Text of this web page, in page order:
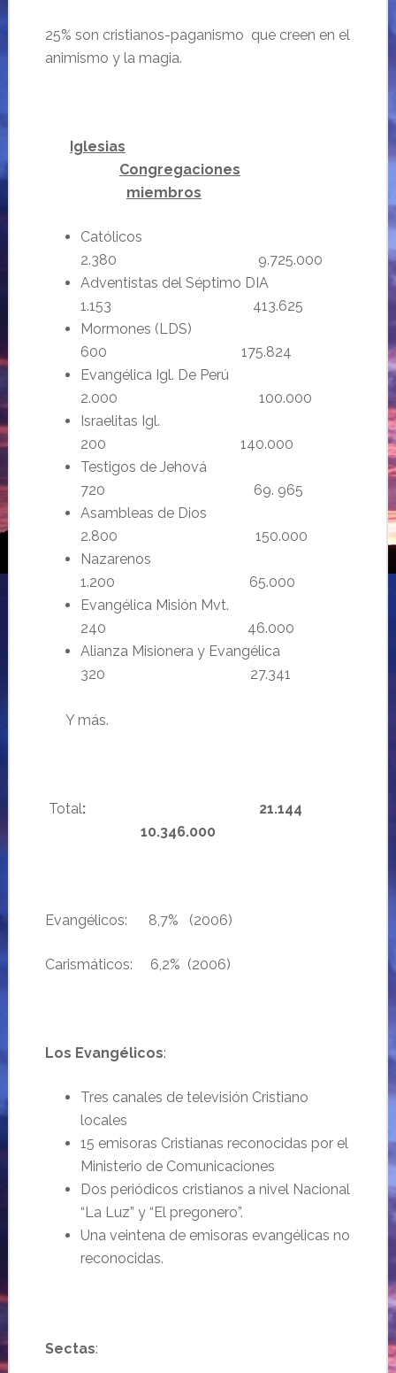
25% son cristianos-paganismo que creen en el
animismo y la magia.
Iglesias
Congregaciones
miembros
Católicos
2.380 9.725.000
Adventistas del Séptimo DIA
1.153 413.625
Mormones (LDS)
600 175.824
Evangélica Igl. De Perú
2.000 100.000
Israelitas Igl.
200 140.000
Testigos de Jehová
720 69. 965
Asambleas de Dios
2.800 150.000
Nazarenos
1.200 65.000
Evangélica Misión Mvt.
240 46.000
Alianza Misionera y Evangélica
320 27.341
Y más.
Total: 21.144
10.346.000
Evangélicos: 8,7% (2006)
Carismáticos: 6,2% (2006)
Los Evangélicos:
Tres canales de televisión Cristiano
locales
15 emisoras Cristianas reconocidas por el
Ministerio de Comunicaciones
Dos periódicos cristianos a nivel Nacional
“La Luz” y “El pregonero”.
Una veintena de emisoras evangélicas no
reconocidas.
Sectas: